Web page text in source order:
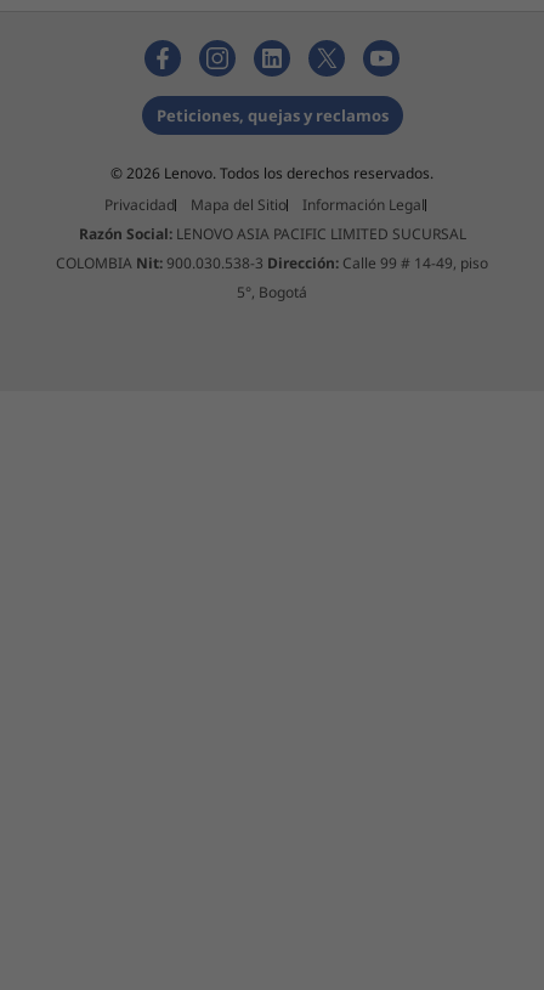
Peticiones, quejas y reclamos
© 2026 Lenovo. Todos los derechos reservados.
Privacidad
Mapa del Sitio
Información Legal
Razón Social:LENOVO ASIA PACIFIC LIMITED SUCURSAL
COLOMBIA Nit:900.030.538-3 Dirección: Calle 99 # 14-49, piso
5°, Bogotá